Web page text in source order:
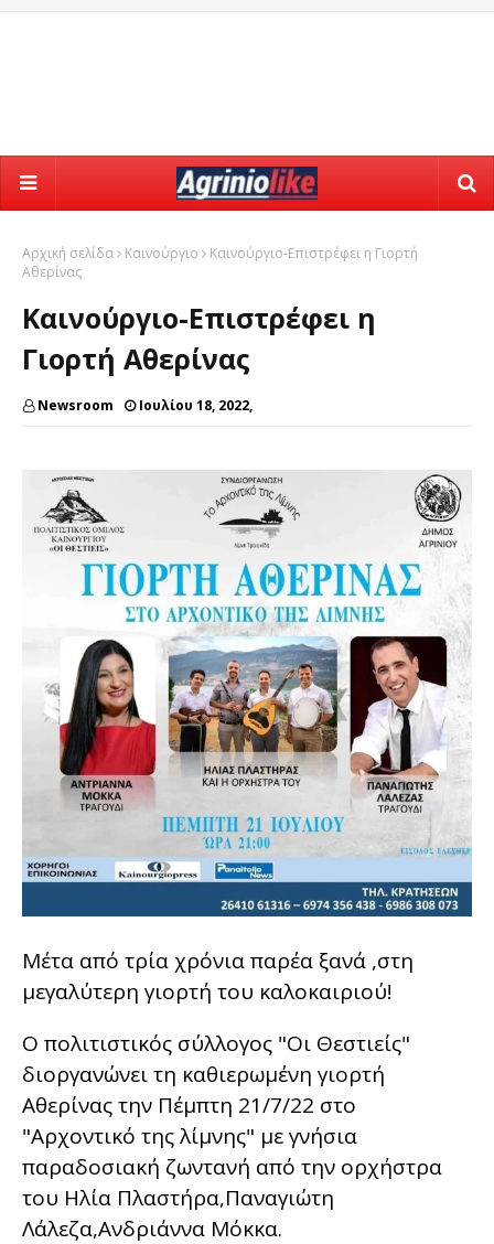
Αρχική σελίδα Καινούργιο
Καινούργιο-Επιστρέφει η Γιορτή
Αθερίνας
Καινούργιο-Επιστρέφει η
Γιορτή Αθερίνας
Newsroom Ιουλίου 18, 2022,
Μέτα από τρία χρόνια παρέα ξανά ,στη
μεγαλύτερη γιορτή του καλοκαιριού!
Ο πολιτιστικός σύλλογος "Οι Θεστιείς"
διοργανώνει τη καθιερωμένη γιορτή
Αθερίνας την Πέμπτη 21/7/22 στο
"Αρχοντικό της λίμνης" με γνήσια
παραδοσιακή ζωντανή από την ορχήστρα
του Ηλία Πλαστήρα,Παναγιώτη
Λάλεζα,Ανδριάννα Μόκκα.